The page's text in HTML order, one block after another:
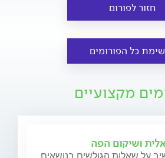
חזור לפורום
כל הפורומים
מקצועיים
ושיקום הפה
על שאלות הגולשים בנושאים